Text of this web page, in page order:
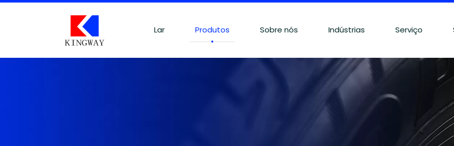
Lar Produtos Sobre nós Indústrias Serviço